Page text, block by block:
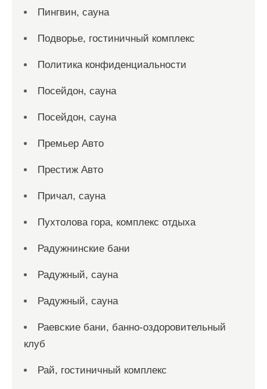
Пингвин, сауна
Подворье, гостиничный комплекс
Политика конфиденциальности
Посейдон, сауна
Посейдон, сауна
Премьер Авто
Престиж Авто
Причал, сауна
Пухтолова гора, комплекс отдыха
Радужнинские бани
Радужный, сауна
Радужный, сауна
Раевские бани, банно-оздоровительный
клуб
Рай, гостиничный комплекс